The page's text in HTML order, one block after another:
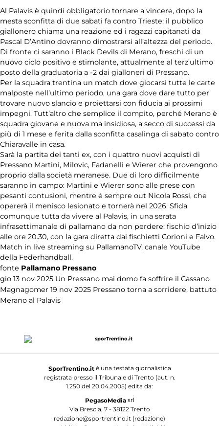
Al Palavis è quindi obbligatorio tornare a vincere, dopo la
mesta sconfitta di due sabati fa contro Trieste: il pubblico
giallonero chiama una reazione ed i ragazzi capitanati da
Pascal D’Antino dovranno dimostrarsi all’altezza del periodo.
Di fronte ci saranno i Black Devils di Merano, freschi di un
nuovo ciclo positivo e stimolante, attualmente al terz’ultimo
posto della graduatoria a -2 dai gialloneri di Pressano.
Per la squadra trentina un match dove giocarsi tutte le carte
malposte nell’ultimo periodo, una gara dove dare tutto per
trovare nuovo slancio e proiettarsi con fiducia ai prossimi
impegni. Tutt’altro che semplice il compito, perché Merano è
squadra giovane e nuova ma insidiosa, a secco di successi da
più di 1 mese e ferita dalla sconfitta casalinga di sabato contro
Chiaravalle in casa.
Sarà la partita dei tanti ex, con i quattro nuovi acquisti di
Pressano Martini, Milovic, Fadanelli e Wierer che provengono
proprio dalla società meranese. Due di loro difficilmente
saranno in campo: Martini e Wierer sono alle prese con
pesanti contusioni, mentre è sempre out Nicola Rossi, che
opererà il menisco lesionato e tornerà nel 2026. Sfida
comunque tutta da vivere al Palavis, in una serata
infrasettimanale di pallamano da non perdere: fischio d’inizio
alle ore 20.30, con la gara diretta dai fischietti Corioni e Falvo.
Match in live streaming su PallamanoTV, canale YouTube
della Federhandball.
fonte Pallamano Pressano
gio 13 nov 2025 Un Pressano mai domo fa soffrire il Cassano
Magnagomer 19 nov 2025 Pressano torna a sorridere, battuto
Merano al Palavis
Novità
Olimpiadi
Pallamano
Redazionali
Rubriche
Rugby
Sport su
ghiaccio
Tamburello
Tennistavolo
Universiade
2013
Varie
SporTrentino.itè una testata giornalistica
registrata presso il Tribunale di Trento (aut. n.
1.250 del 20.04.2005) edita da:
PegasoMediasrl
Via Brescia, 7 - 38122 Trento
redazione@sportrentino.it (redazione)